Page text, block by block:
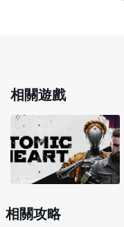
相關遊戲
相關攻略